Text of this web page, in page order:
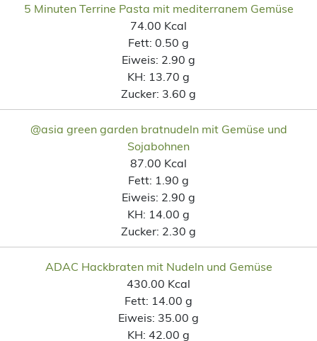
5 Minuten Terrine Pasta mit mediterranem Gemüse
74.00 Kcal
Fett: 0.50 g
Eiweis: 2.90 g
KH: 13.70 g
Zucker: 3.60 g
@asia green garden bratnudeln mit Gemüse und
Sojabohnen
87.00 Kcal
Fett: 1.90 g
Eiweis: 2.90 g
KH: 14.00 g
Zucker: 2.30 g
ADAC Hackbraten mit Nudeln und Gemüse
430.00 Kcal
Fett: 14.00 g
Eiweis: 35.00 g
KH: 42.00 g